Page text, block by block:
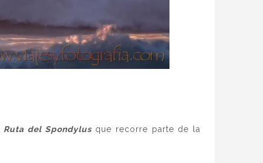
Ruta del Spondylusque recorre parte de la